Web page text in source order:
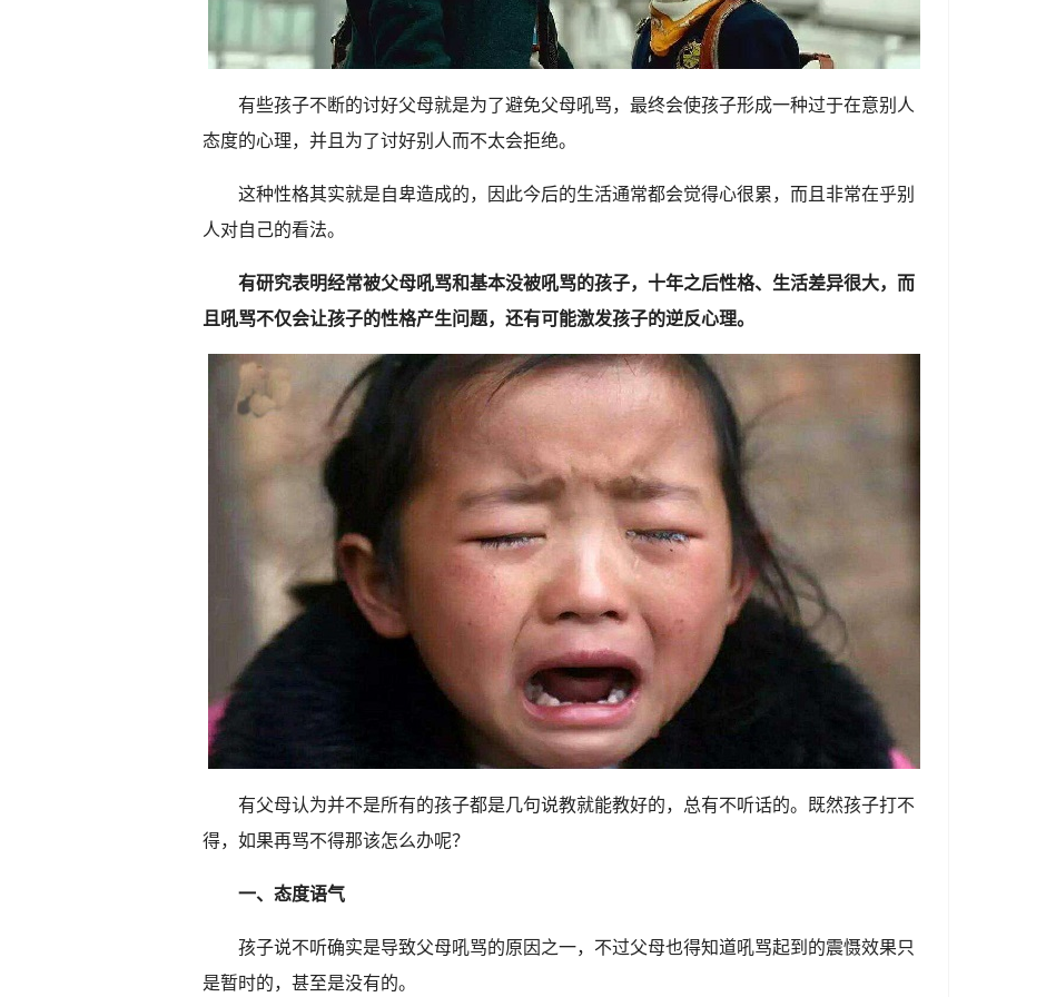
有些孩子不断的讨好父母就是为了避免父母吼骂，最终会使孩子形成一种过于在意别人
态度的心理，并且为了讨好别人而不太会拒绝。
这种性格其实就是自卑造成的，因此今后的生活通常都会觉得心很累，而且非常在乎别
人对自己的看法。
有研究表明经常被父母吼骂和基本没被吼骂的孩子，十年之后性格、生活差异很大，而
且吼骂不仅会让孩子的性格产生问题，还有可能激发孩子的逆反心理。
有父母认为并不是所有的孩子都是几句说教就能教好的，总有不听话的。既然孩子打不
得，如果再骂不得那该怎么办呢？
一、态度语气
孩子说不听确实是导致父母吼骂的原因之一，不过父母也得知道吼骂起到的震慑效果只
是暂时的，甚至是没有的。